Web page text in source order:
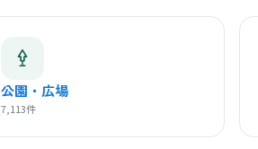
公園・広場
7,113件